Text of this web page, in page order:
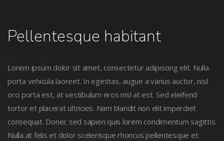
Pellentesque habitant
Lorem ipsum dolor sit amet, consectetur adipiscing elit. Nulla
porta vehicula laoreet. In egestas, augue a varius auctor, nisl
orci porta est, at vestibulum eros nisl at est. Sed eleifend
tortor et placerat ultricies. Nam blandit non elit imperdiet
consequat. Donec sed sapien quis lorem condimentum sagittis.
Nulla at felis et dolor scelerisque rhoncus pellentesque et